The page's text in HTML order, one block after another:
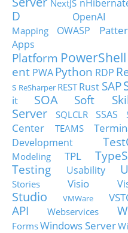
NextJS
D
OpenAI
Mapping
OWASP
Apps
Platform PowerShell
ent PWA Python RDP
s ReSharper RESTRust SAP
it
SOA Soft
Server
SQLCLR SSAS
Center
TEAMS
Development
Modeling
TPL
Testing
Usability
Stories
Visio
Studio
VMWare
API
Webservices
FormsWindows Server